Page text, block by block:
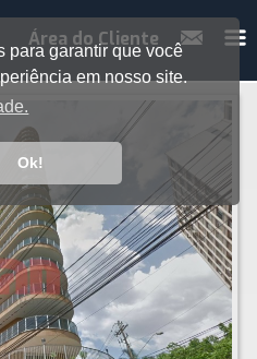
para garantir que você
em nosso site.
Ok!
Área do Cliente